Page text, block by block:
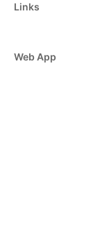
Links
Web App